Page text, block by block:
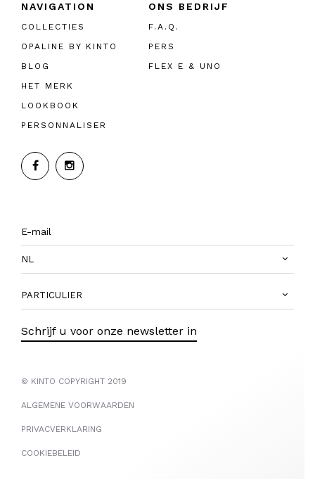
NAVIGATION
COLLECTIES
OPALINE BY KINTO
BLOG
HET MERK
LOOKBOOK
PERSONNALISER
ONS BEDRIJF
F.A.Q.
PERS
FLEX E & UNO
NL
PARTICULIER
Schrijf u voor onze newsletter in
© KINTO COPYRIGHT 2019
ALGEMENE VOORWAARDEN
PRIVACVERKLARING
COOKIEBELEID